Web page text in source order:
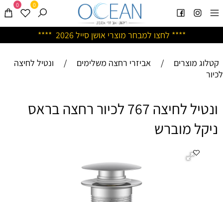
**** לחצו למבחר מוצרי אושן סייל 2026 ****
0 0
קטלוג מוצרים / אביזרי רחצה משלימים /
ונטיל לחיצה
לכיור
ונטיל לחיצה 767 לכיור רחצה בראס
ניקל מוברש